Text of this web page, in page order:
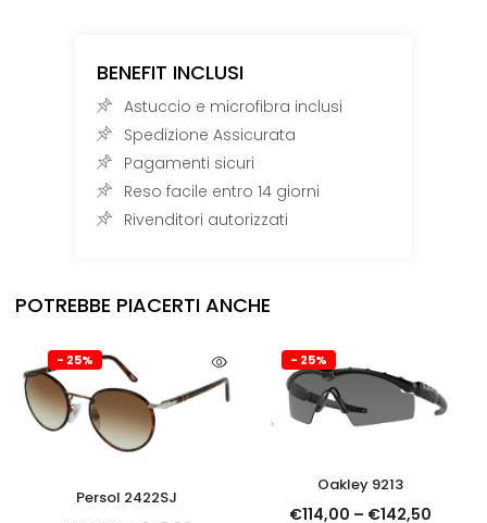
BENEFIT INCLUSI
Astuccio e microfibra inclusi
Spedizione Assicurata
Pagamenti sicuri
Reso facile entro 14 giorni
Rivenditori autorizzati
POTREBBE PIACERTI ANCHE
- 25%
Persol 2422SJ
- 25%
Oakley 9213
€114,00 – €142,50